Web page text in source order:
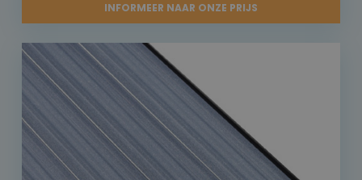
INFORMEER NAAR ONZE PRIJS